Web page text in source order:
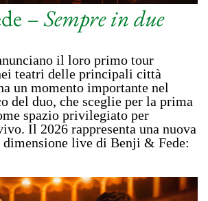
–Sempre in due
il loro primo tour
teatri delle principali città
un momento importante nel
del duo, che sceglie per la prima
spazio privilegiato per
Il 2026 rappresenta una nuova
dimensione live di Benji & Fede: